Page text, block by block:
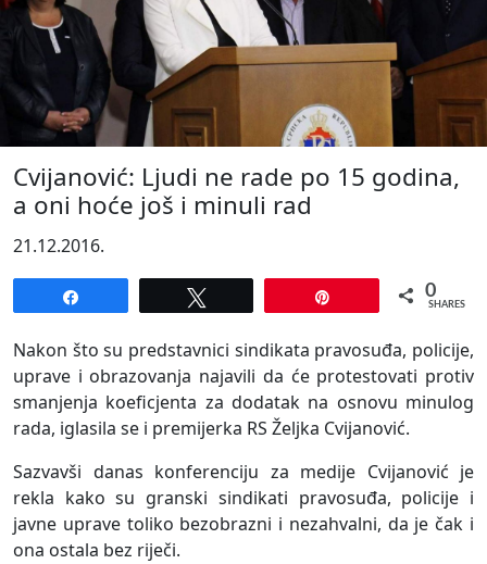
Cvijanović: Ljudi ne rade po 15 godina,
a oni hoće još i minuli rad
21.12.2016.
0
SHARES
Nakon što su predstavnici sindikata pravosuđa, policije,
uprave i obrazovanja najavili da će protestovati protiv
smanjenja koeficjenta za dodatak na osnovu minulog
rada, iglasila se i premijerka RS Željka Cvijanović.
Sazvavši danas konferenciju za medije Cvijanović je
rekla kako su granski sindikati pravosuđa, policije i
javne uprave toliko bezobrazni i nezahvalni, da je čak i
ona ostala bez riječi.